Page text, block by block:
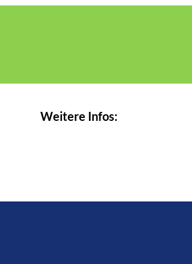
Weitere Infos: